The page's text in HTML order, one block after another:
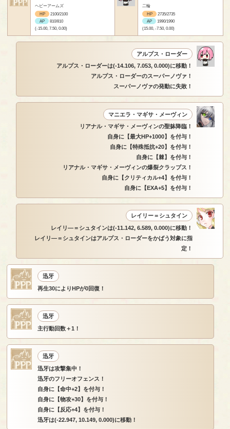
ヘビーアームズ
HP
2100/2100
AP
810/810
(-15.00, 7.50, 0.00)
二輪
HP
2735/2735
AP
1990/1990
(15.00, -7.50, 0.00)
アルプス・ローダー
アルプス・ローダーは(-14.106, 7.053, 0.000)に移動！
アルプス・ローダーのスーパーノヴァ！
スーパーノヴァの発動に失敗！
マニエラ・マギサ・メーヴィン
リアナル・マギサ・メーヴィンの聖躰降臨！
自身に【最大HP+1000】を付与！
自身に【特殊抵抗+20】を付与！
自身に【棘】を付与！
リアナル・マギサ・メーヴィンの爆裂クラップス！
自身に【クリティカル+4】を付与！
自身に【EXA+5】を付与！
レイリー＝シュタイン
レイリ―＝シュタインは(-11.142, 6.589, 0.000)に移動！
レイリ―＝シュタインはアルプス・ローダーをかばう対象に指
定！
迅牙
再生30によりHPが0回復！
迅牙
主行動回数＋1！
迅牙
迅牙は攻撃集中！
迅牙のフリーオフェンス！
自身に【命中+2】を付与！
自身に【物攻+30】を付与！
自身に【反応+4】を付与！
迅牙は(-22.947, 10.149, 0.000)に移動！